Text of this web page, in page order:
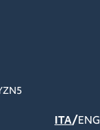
ITA/ENG